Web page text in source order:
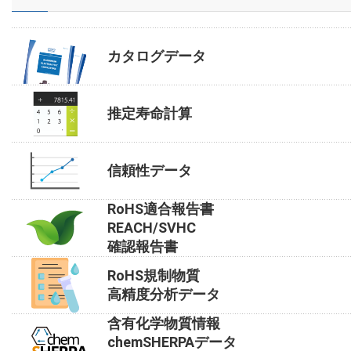
カタログデータ
推定寿命計算
信頼性データ
RoHS適合報告書
REACH/SVHC
確認報告書
RoHS規制物質
高精度分析データ
含有化学物質情報
chemSHERPAデータ